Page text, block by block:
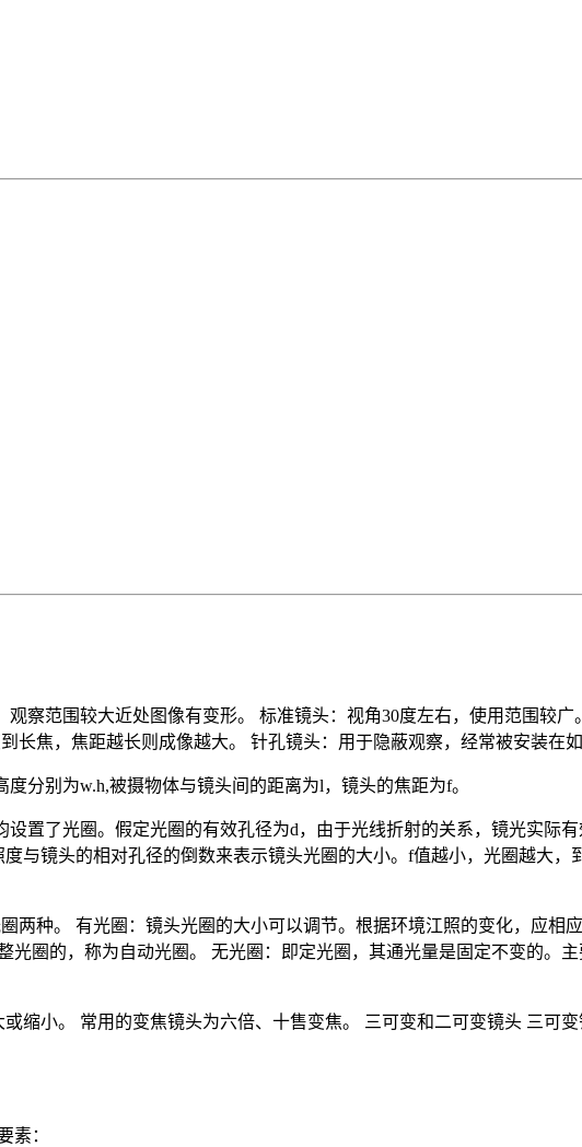
察范围较大近处图像有变形。 标准镜头：视角30度左右，使用范围较
焦，焦距越长则成像越大。 针孔镜头：用于隐蔽观察，经常被安装在
分别为w.h,被摄物体与镜头间的距离为l，镜头的焦距为f。
置了光圈。假定光圈的有效孔径为d，由于光线折射的关系，镜光实际
与镜头的相对孔径的倒数来表示镜头光圈的大小。f值越小，光圈越大，
两种。 有光圈：镜头光圈的大小可以调节。根据环境江照的变化，应相
圈的，称为自动光圈。 无光圈：即定光圈，其通光量是固定不变的。
缩小。 常用的变焦镜头为六倍、十售变焦。 三可变和二可变镜头 三可
素：